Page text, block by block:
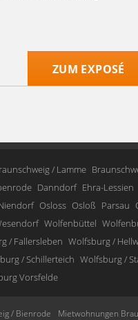
ZUM EXPOSÉ
/ Lamme
Danndorf Ehra-Lessien
Osloss Osloß Parsau
Wolfenbüttel
/ Fallersleben Wolfsburg /
/ Schillerteich Wolfsburg /
Vorsfelde
/ Bienrode Mietwohnungen